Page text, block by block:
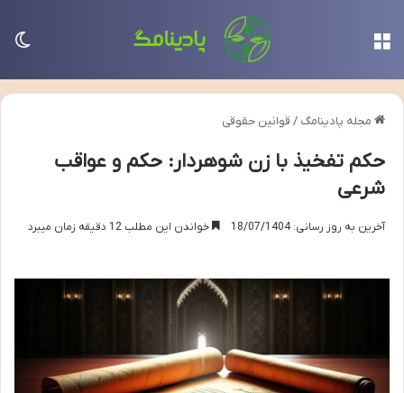
مجله پادینامگ / قوانین حقوقی
حکم تفخیذ با زن شوهردار: حکم و عواقب
شرعی
آخرین به روز رسانی: 18/07/1404 خواندن این مطلب 12 دقیقه زمان میبرد